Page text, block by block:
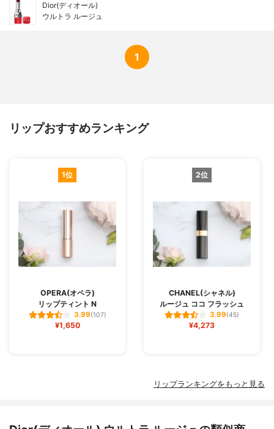
Dior(ディオール)
ウルトラ ルージュ
1
リップおすすめランキング
1位
OPERA(オペラ)
リップティント N
3.99(107)
¥1,650
2位
CHANEL(シャネル)
ルージュ ココ フラッシュ
3.99(45)
¥4,273
リップランキングをもっと見る